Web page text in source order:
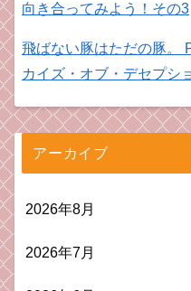
向き合ってみよう！その3
飛ばない豚はただの豚。
カイズ・オブ・デセプシ
アーカイブ
2026年8月
2026年7月